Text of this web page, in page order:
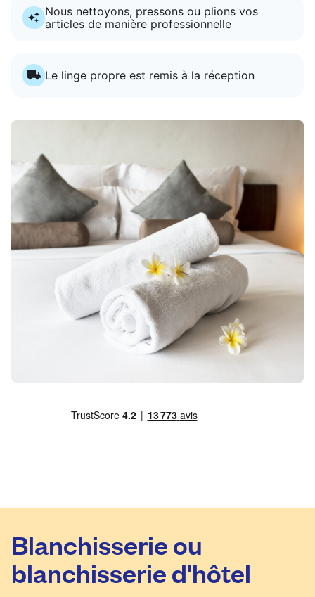
Nous nettoyons, pressons ou plions vos
articles de manière professionnelle
Le linge propre est remis à la réception
Blanchisserie ou
blanchisserie d'hôtel